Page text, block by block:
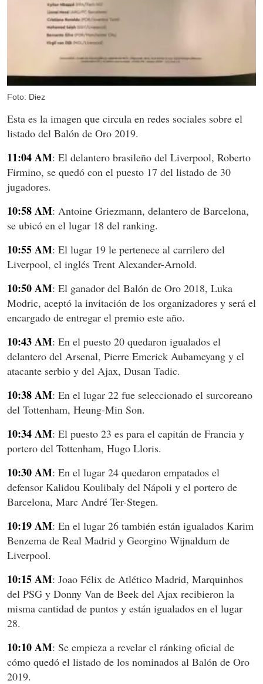
Foto: Diez
Esta es la imagen que circula en redes sociales sobre el
listado del Balón de Oro 2019.
11:04 AM: El delantero brasileño del Liverpool, Roberto
Firmino, se quedó con el puesto 17 del listado de 30
jugadores.
10:58 AM: Antoine Griezmann, delantero de Barcelona,
se ubicó en el lugar 18 del ranking.
10:55 AM: El lugar 19 le pertenece al carrilero del
Liverpool, el inglés Trent Alexander-Arnold.
10:50 AM: El ganador del Balón de Oro 2018, Luka
Modric, aceptó la invitación de los organizadores y será el
encargado de entregar el premio este año.
10:43 AM: En el puesto 20 quedaron igualados el
delantero del Arsenal, Pierre Emerick Aubameyang y el
atacante serbio y del Ajax, Dusan Tadic.
10:38 AM: En el lugar 22 fue seleccionado el surcoreano
del Tottenham, Heung-Min Son.
10:34 AM: El puesto 23 es para el capitán de Francia y
portero del Tottenham, Hugo Lloris.
10:30 AM: En el lugar 24 quedaron empatados el
defensor Kalidou Koulibaly del Nápoli y el portero de
Barcelona, Marc André Ter-Stegen.
10:19 AM: En el lugar 26 también están igualados Karim
Benzema de Real Madrid y Georgino Wijnaldum de
Liverpool.
10:15 AM: Joao Félix de Atlético Madrid, Marquinhos
del PSG y Donny Van de Beek del Ajax recibieron la
misma cantidad de puntos y están igualados en el lugar
28.
10:10 AM: Se empieza a revelar el ránking oficial de
cómo quedó el listado de los nominados al Balón de Oro
2019.